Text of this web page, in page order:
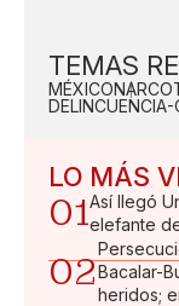
TEMAS
MÉXICO
LO MÁS
01Así llegó
elefante
02Bacalar-
heridos;